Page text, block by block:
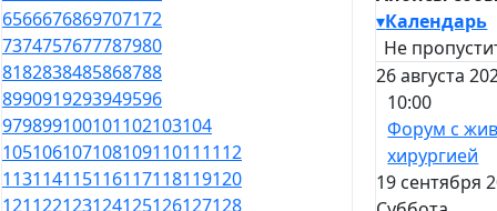
6566676869707172
7374757677787980
8182838485868788
8990919293949596
979899100101102103104
105106107108109110111112
113114115116117118119120
121122123124125126127128
▾Календарь
Не
26 августа
10:00
Форум с
хирургией
19 сентября